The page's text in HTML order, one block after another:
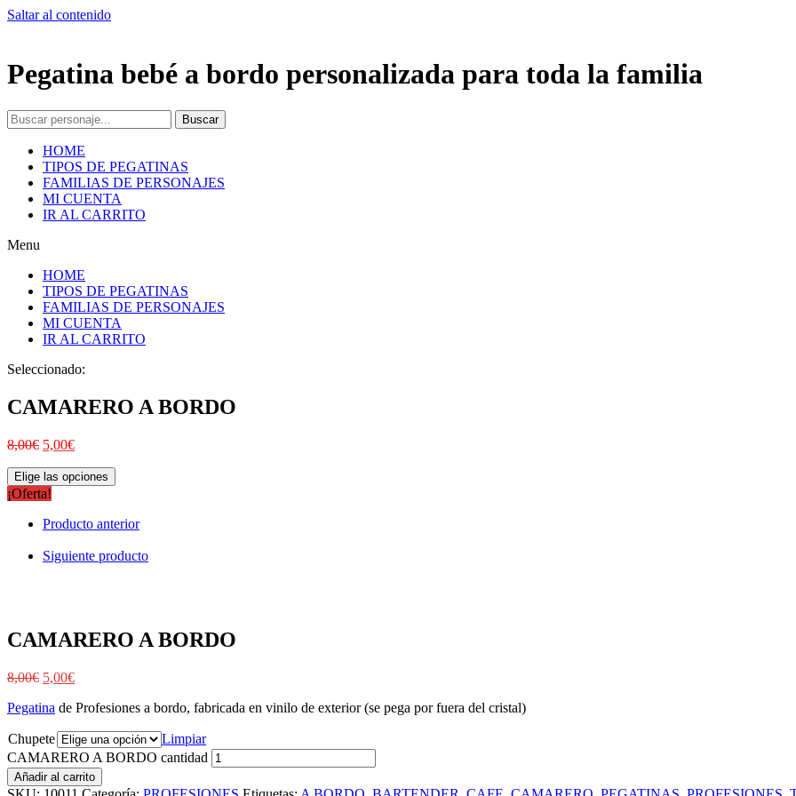
Saltar al contenido
Pegatina bebé a bordo personalizada para toda la familia
Buscar
HOME
TIPOS DE PEGATINAS
FAMILIAS DE PERSONAJES
MI CUENTA
IR AL CARRITO
Menu
HOME
TIPOS DE PEGATINAS
FAMILIAS DE PERSONAJES
MI CUENTA
IR AL CARRITO
Seleccionado:
CAMARERO A BORDO
8,00€ 5,00€
Elige las opciones
¡Oferta!
Producto anterior
Siguiente producto
CAMARERO A BORDO
8,00€ 5,00€
Pegatina de Profesiones a bordo, fabricada en vinilo de exterior (se pega por fuera del cristal)
Chupete
Limpiar
CAMARERO A BORDO cantidad
Añadir al carrito